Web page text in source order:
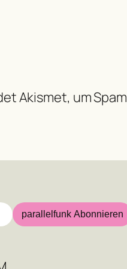
Akismet, um
parallelfunk Abonnieren